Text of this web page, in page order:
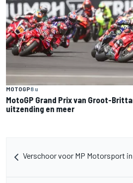
MOTOGP8 u
MotoGP Grand Prix van Groot-
uitzending en meer
Verschoor voor MP Motorsport